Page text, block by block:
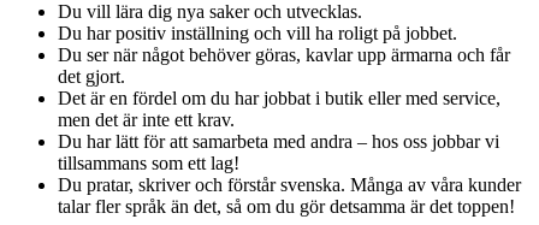
Du vill lära dig nya saker och utvecklas.
Du har positiv inställning och vill ha roligt på jobbet.
Du ser när något behöver göras, kavlar upp ärmarna och får
det gjort.
Det är en fördel om du har jobbat i butik eller med service,
men det är inte ett krav.
Du har lätt för att samarbeta med andra – hos oss jobbar vi
tillsammans som ett lag!
Du pratar, skriver och förstår svenska. Många av våra kunder
talar fler språk än det, så om du gör detsamma är det toppen!